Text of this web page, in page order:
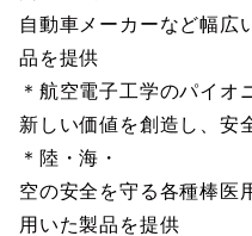
自動車メーカーなど幅広
品を提供
＊航空電子工学のパイオ
新しい価値を創造し、安
＊陸・海・
空の安全を守る各種棒医
用いた製品を提供